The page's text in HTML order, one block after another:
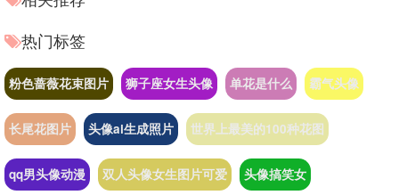
热门标签
粉色蔷薇花束图片 狮子座女生头像 单花是什么 霸气头像
长尾花图片 头像ai生成照片 世界上最美的100种花图
qq男头像动漫 双人头像女生图片可爱 头像搞笑女